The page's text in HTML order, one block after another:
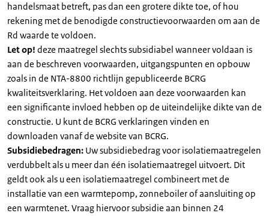
handelsmaat betreft, pas dan een grotere dikte toe, of hou
rekening met de benodigde constructievoorwaarden om aan de
Rd waarde te voldoen.
Let op! deze maatregel slechts subsidiabel wanneer voldaan is
aan de beschreven voorwaarden, uitgangspunten en opbouw
zoals in de NTA-8800 richtlijn gepubliceerde BCRG
kwaliteitsverklaring. Het voldoen aan deze voorwaarden kan
een significante invloed hebben op de uiteindelijke dikte van de
constructie. U kunt de BCRG verklaringen vinden en
downloaden vanaf de website van BCRG.
Subsidiebedragen: Uw subsidiebedrag voor isolatiemaatregelen
verdubbelt als u meer dan één isolatiemaatregel uitvoert. Dit
geldt ook als u een isolatiemaatregel combineert met de
installatie van een warmtepomp, zonneboiler of aansluiting op
een warmtenet. Vraag hiervoor subsidie aan binnen 24